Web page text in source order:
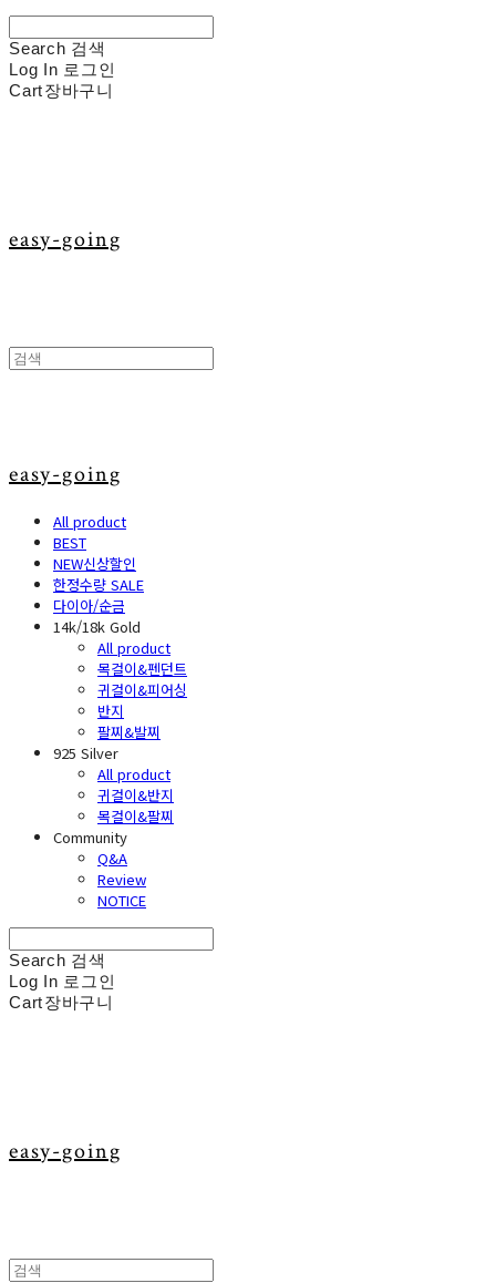
Search 검색
Log In 로그인
Cart장바구니
easy-going
easy-going
All product
BEST
NEW신상할인
한정수량 SALE
다이아/순금
14k/18k Gold
All product
목걸이&펜던트
귀걸이&피어싱
반지
팔찌&발찌
925 Silver
All product
귀걸이&반지
목걸이&팔찌
Community
Q&A
Review
NOTICE
Search 검색
Log In 로그인
Cart장바구니
easy-going